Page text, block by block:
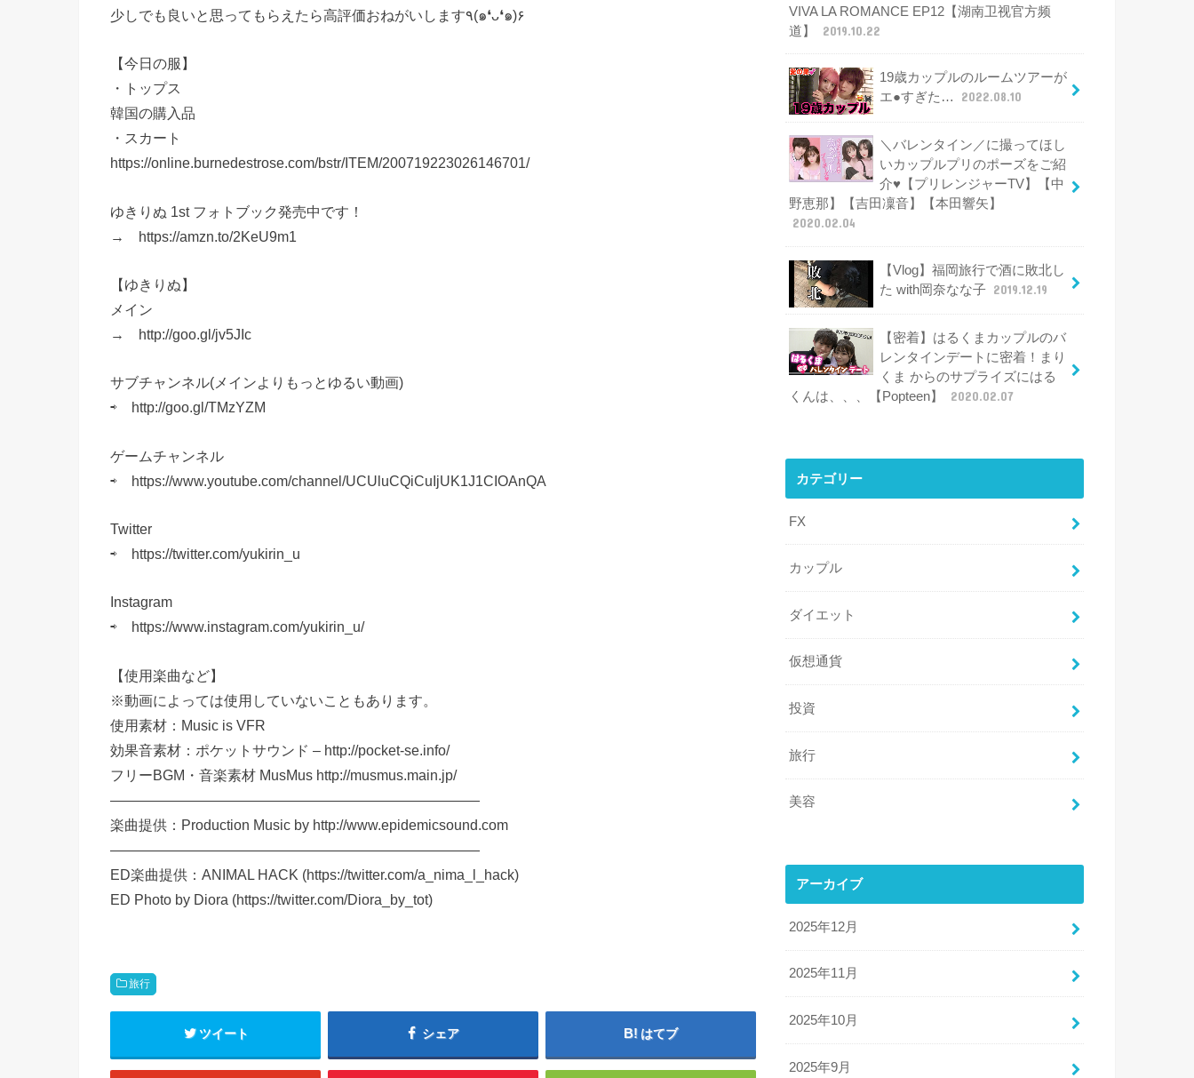
少しでも良いと思ってもらえたら高評価おねがいします٩(๑❛ᴗ❛๑)۶
【今日の服】
・トップス
韓国の購入品
・スカート
https://online.burnedestrose.com/bstr/ITEM/200719223026146701/
ゆきりぬ 1st フォトブック発売中です！
→ https://amzn.to/2KeU9m1
【ゆきりぬ】
メイン
→ http://goo.gl/jv5JIc
サブチャンネル(メインよりもっとゆるい動画)
⇨ http://goo.gl/TMzYZM
ゲームチャンネル
⇨ https://www.youtube.com/channel/UCUluCQiCuIjUK1J1CIOAnQA
Twitter
⇨ https://twitter.com/yukirin_u
Instagram
⇨ https://www.instagram.com/yukirin_u/
【使用楽曲など】
※動画によっては使用していないこともあります。
使用素材：Music is VFR
効果音素材：ポケットサウンド – http://pocket-se.info/
フリーBGM・音楽素材 MusMus http://musmus.main.jp/
——————————————————————————
楽曲提供：Production Music by http://www.epidemicsound.com
——————————————————————————
ED楽曲提供：ANIMAL HACK (https://twitter.com/a_nima_l_hack)
ED Photo by Diora (https://twitter.com/Diora_by_tot)
旅行
ツイート シェア はてブ
VIVA LA ROMANCE EP12【湖南卫视官方频
道】
2019.10.22
19歳カップルのルームツアーが
エ●すぎた…
2022.08.10
＼バレンタイン／に撮ってほし
いカップルプリのポーズをご紹
介♥【プリレンジャーTV】【中
野恵那】【吉田凜音】【本田響矢】
2020.02.04
【Vlog】福岡旅行で酒に敗北し
た with岡奈なな子 2019.12.19
【密着】はるくまカップルのバ
レンタインデートに密着！まり
くま からのサプライズにはる
くんは、、、【Popteen】
2020.02.07
カテゴリー
FX
カップル
ダイエット
仮想通貨
投資
旅行
美容
アーカイブ
2025年12月
2025年11月
2025年10月
2025年9月